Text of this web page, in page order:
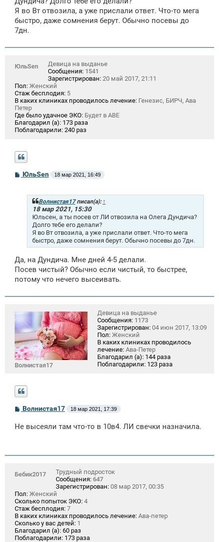
е
н
и
Я во Вт отвозила, а уже прислали ответ. Что-то мега
быстро, даже сомнения берут. Обычно посевы до
7дн.
ЮльSen
Девица на выданье
Сообщения: 1541
Зарегистрирован: 20 май 2017, 21:11
Пол: Женский
Стаж бесплодия: 5
В каких клиниках проводилось лечение: Генезис, БИРЧ, Ава
Петер
Где было удачное ЭКО: Будет в АВЕ
Благодарил (а): 173 раза
Поблагодарили: 240 раз
СЮльSen 18 мар 2021, 16:49
Волнистая17писал(а): ↑
18 мар 2021, 15:30
Юльсен, а ты посев от ЛИ отвозила на Олега Дундича?
Долго тебе его делали?
Я во Вт отвозила, а уже прислали ответ. Что-то мега
быстро, даже сомнения берут. Обычно посевы до 7дн.
Да, на Дундича. Мне дней 4-5 делали.
Посев чистый? Обычно если чистый, то быстрее,
потому что нечего высеивать.
Волнистая17
Девица на выданье
Сообщения: 1173
Зарегистрирован: 04 июн 2017, 13:09
Пол: Женский
В каких клиниках проводилось
лечение: Ава-Петер
Благодарил (а): 144 раза
Поблагодарили: 123 раза
С
о
б
и
Волнистая17 18 мар 2021, 17:39
Не высеяли там что-то в 10в4. ЛИ свечки назначила.
Бебик2017
Трудный подросток
Сообщения: 647
Зарегистрирован: 08 мар 2017, 00:35
Пол: Женский
Сколько попыток ЭКО: 4
Стаж бесплодия: 7
В каких клиниках проводилось лечение: Ава-петер
Сколько у вас детей: 1
Благодарил (а): 60 раз
Поблагодарили: 173 раза